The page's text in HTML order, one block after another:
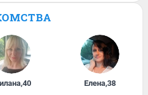
,40 Елена,38